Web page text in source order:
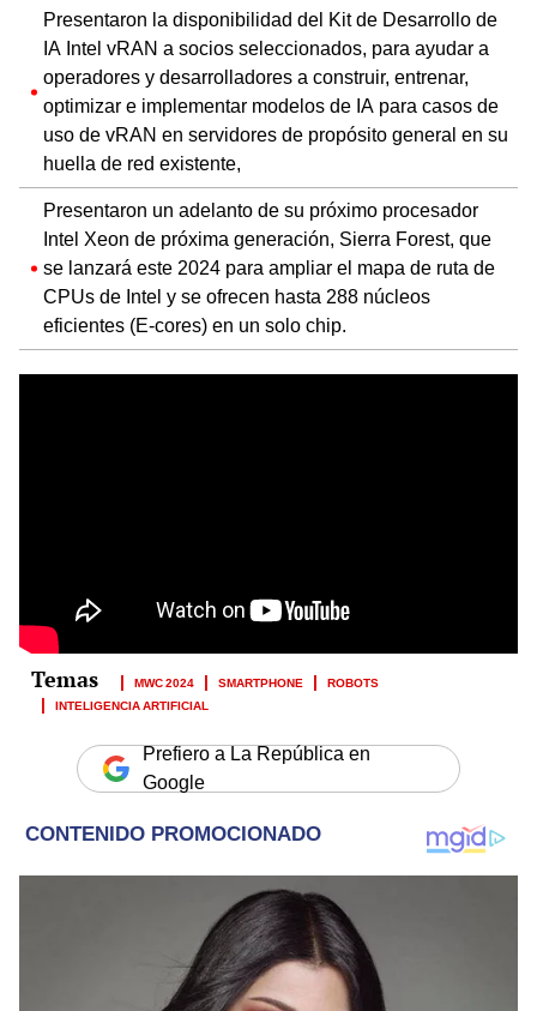
Presentaron la disponibilidad del Kit de Desarrollo de
IA Intel vRAN a socios seleccionados, para ayudar a
operadores y desarrolladores a construir, entrenar,
optimizar e implementar modelos de IA para casos de
uso de vRAN en servidores de propósito general en su
huella de red existente,
Presentaron un adelanto de su próximo procesador
Intel Xeon de próxima generación, Sierra Forest, que
se lanzará este 2024 para ampliar el mapa de ruta de
CPUs de Intel y se ofrecen hasta 288 núcleos
eficientes (E-cores) en un solo chip.
MWC 2024 SMARTPHONE
ROBOTS
INTELIGENCIA ARTIFICIAL
Prefiero a La República en
Google